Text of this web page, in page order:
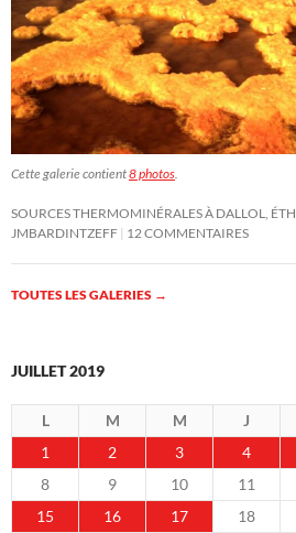
Cette galerie contient8 photos
SOURCES THERMOMINÉRALES À DALLOL,
JMBARDINTZEFF 12 COMMENTAIRES
TOUTES LES GALERIES →
JUILLET 2019
L M M J
1
2 3 4
8
9 10 11
15
16 17 18